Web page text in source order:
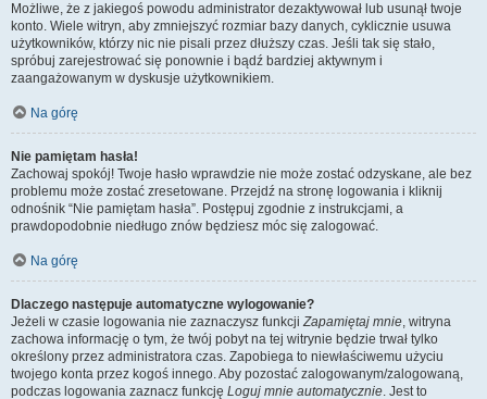
Możliwe, że z jakiegoś powodu administrator dezaktywował lub usunął twoje
konto. Wiele witryn, aby zmniejszyć rozmiar bazy danych, cyklicznie usuwa
użytkowników, którzy nic nie pisali przez dłuższy czas. Jeśli tak się stało,
spróbuj zarejestrować się ponownie i bądź bardziej aktywnym i
zaangażowanym w dyskusje użytkownikiem.
Na górę
Nie pamiętam hasła!
Zachowaj spokój! Twoje hasło wprawdzie nie może zostać odzyskane, ale bez
problemu może zostać zresetowane. Przejdź na stronę logowania i kliknij
odnośnik “Nie pamiętam hasła”. Postępuj zgodnie z instrukcjami, a
prawdopodobnie niedługo znów będziesz móc się zalogować.
Na górę
Dlaczego następuje automatyczne wylogowanie?
Jeżeli w czasie logowania nie zaznaczysz funkcjiZapamiętaj mnie, witryna
zachowa informację o tym, że twój pobyt na tej witrynie będzie trwał tylko
określony przez administratora czas. Zapobiega to niewłaściwemu użyciu
twojego konta przez kogoś innego. Aby pozostać zalogowanym/zalogowaną,
podczas logowania zaznacz funkcję Loguj mnie automatycznie. Jest to